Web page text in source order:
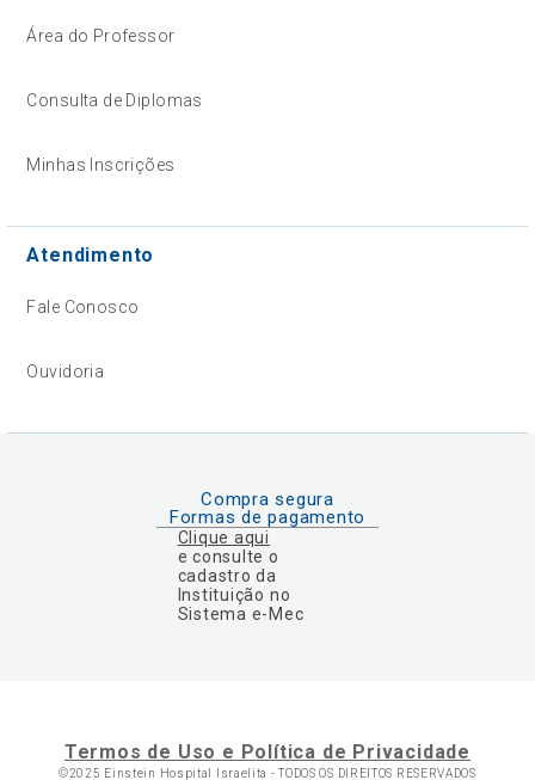
Área do Professor
Consulta de Diplomas
Minhas Inscrições
Atendimento
Fale Conosco
Ouvidoria
Compra segura
Formas de pagamento
Clique aqui
e consulte o
cadastro da
Instituição no
Sistema e-Mec
Termos de Uso e Política de Privacidade
©2025 Einstein Hospital Israelita -TODOS OS DIREITOS RESERVADOS